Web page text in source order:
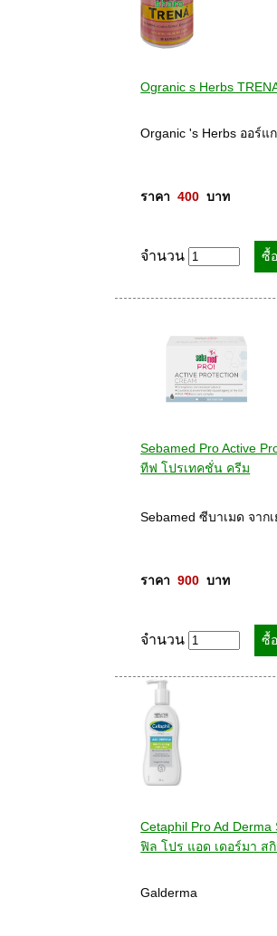
Ogranic s Herbs
Organic 's Herbs ออร์แ
ราคา 400
  บาท
จำนวน
Sebamed Pro Active
ทีฟ โปรเทคชั่น ครีม
Sebamed ซีบาเมด จาก
ราคา 900
  บาท
จำนวน
Cetaphil Pro Ad
ฟิล โปร แอด เดอร์มา ส
Galderma